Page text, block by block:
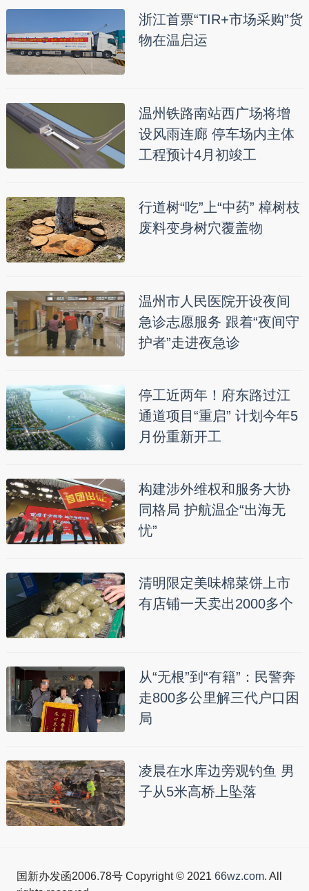
浙江首票“TIR+市场采购”货
物在温启运
温州铁路南站西广场将增
设风雨连廊 停车场内主体
工程预计4月初竣工
行道树“吃”上“中药” 樟树枝
废料变身树穴覆盖物
温州市人民医院开设夜间
急诊志愿服务 跟着“夜间守
护者”走进夜急诊
停工近两年！府东路过江
通道项目“重启” 计划今年5
月份重新开工
构建涉外维权和服务大协
同格局 护航温企“出海无
忧”
清明限定美味棉菜饼上市
有店铺一天卖出2000多个
从“无根”到“有籍”：民警奔
走800多公里解三代户口困
局
凌晨在水库边旁观钓鱼 男
子从5米高桥上坠落
国新办发函2006.78号 Copyright © 2021 66wz.com. All